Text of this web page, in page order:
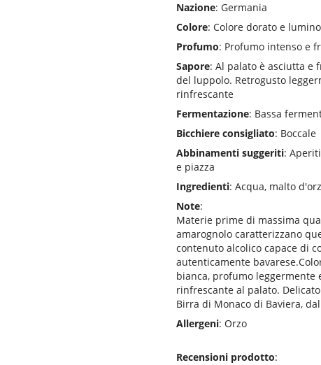
Nazione: Germania
Colore: Colore dorato e
Profumo: Profumo intenso e
Sapore: Al palato è asciutta e
del luppolo. Retrogusto
rinfrescante
Fermentazione: Bassa
Bicchiere consigliato: Boccale
Abbinamenti suggeriti:
e piazza
Ingredienti: Acqua, malto
Note:
Materie prime di massima
amarognolo caratterizzano
contenuto alcolico capace di
autenticamente
bianca, profumo leggermente
rinfrescante al palato.
Birra di Monaco di Baviera,
Allergeni: Orzo
Recensioni prodotto: